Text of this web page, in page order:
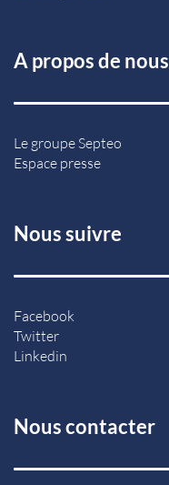
A propos de nous
Le groupe Septeo
Espace presse
Nous suivre
Facebook
Twitter
Linkedin
Nous contacter